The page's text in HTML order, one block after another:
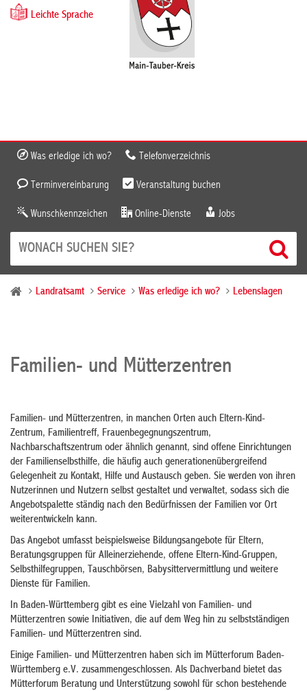
Leichte Sprache
Was erledige ich wo? Telefonverzeichnis
Terminvereinbarung Veranstaltung buchen
Wunschkennzeichen Online-Dienste Jobs
Landratsamt Service Was erledige ich wo? Lebenslagen
Familien- und Mütterzentren
Familien- und Mütterzentren, in manchen Orten auch Eltern-Kind-
Zentrum, Familientreff, Frauenbegegnungszentrum,
Nachbarschaftszentrum oder ähnlich genannt, sind offene Einrichtungen
der Familienselbsthilfe, die häufig auch generationenübergreifend
Gelegenheit zu Kontakt, Hilfe und Austausch geben. Sie werden von ihren
Nutzerinnen und Nutzern selbst gestaltet und verwaltet, sodass sich die
Angebotspalette ständig nach den Bedürfnissen der Familien vor Ort
weiterentwickeln kann.
Das Angebot umfasst beispielsweise Bildungsangebote für Eltern,
Beratungsgruppen für Alleinerziehende, offene Eltern-Kind-Gruppen,
Selbsthilfegruppen, Tauschbörsen, Babysittervermittlung und weitere
Dienste für Familien.
In Baden-Württemberg gibt es eine Vielzahl von Familien- und
Mütterzentren sowie Initiativen, die auf dem Weg hin zu selbstständigen
Familien- und Mütterzentren sind.
Einige Familien- und Mütterzentren haben sich im Mütterforum Baden-
Württemberg e.V. zusammengeschlossen. Als Dachverband bietet das
Mütterforum Beratung und Unterstützung sowohl für schon bestehende